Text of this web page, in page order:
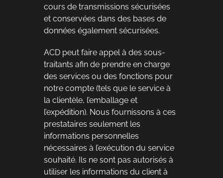
cours de transmissions sécurisées
et conservées dans des bases de
données également sécurisées.
ACD peut faire appel à des sous-
traitants afin de prendre en charge
des services ou des fonctions pour
notre compte (tels que le service à
la clientèle, l’emballage et
l’expédition). Nous fournissons à ces
prestataires seulement les
informations personnelles
nécessaires à l’exécution du service
souhaité. Ils ne sont pas autorisés à
utiliser les informations du client à